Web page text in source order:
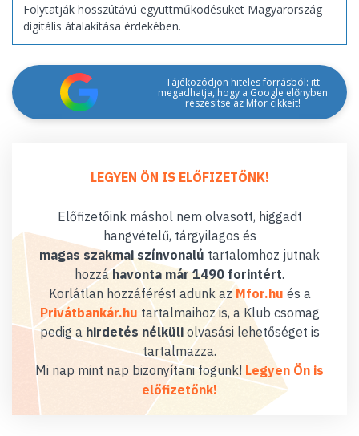
Folytatják hosszútávú együttműködésüket Magyarország
digitális átalakítása érdekében.
Tájékozódjon hiteles forrásból: itt
megadhatja, hogy a Google előnyben
részesítse az Mfor cikkeit!
LEGYEN ÖN IS ELŐFIZETŐNK!
Előfizetőink máshol nem olvasott, higgadt
hangvételű, tárgyilagos és
magas szakmai színvonalú tartalomhoz jutnak
hozzáhavonta már 1490 forintért.
Korlátlan hozzáférést adunk az Mfor.hu és a
Privátbankár.hu tartalmaihoz is, a Klub csomag
pedig a hirdetés nélküliolvasási lehetőséget is
tartalmazza.
Mi nap mint nap bizonyítani fogunk! Legyen Ön is
előfizetőnk!